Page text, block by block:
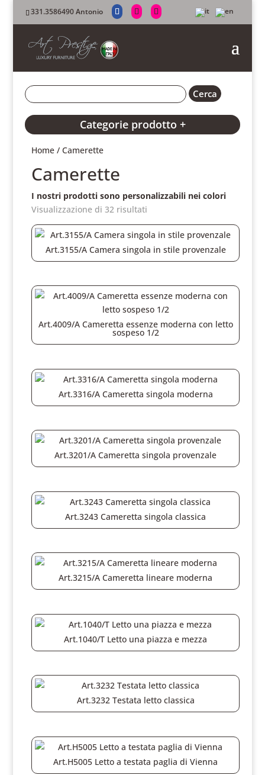
331.3586490 Antonio
Categorie prodotto +
Home / Camerette
Camerette
I nostri prodotti sono personalizzabili nei colori
Visualizzazione di 32 risultati
Art.3155/A Camera singola in stile provenzale
Art.4009/A Cameretta essenze moderna con letto
sospeso 1/2
Art.3316/A Cameretta singola moderna
Art.3201/A Cameretta singola provenzale
Art.3243 Cameretta singola classica
Art.3215/A Cameretta lineare moderna
Art.1040/T Letto una piazza e mezza
Art.3232 Testata letto classica
Art.H5005 Letto a testata paglia di Vienna